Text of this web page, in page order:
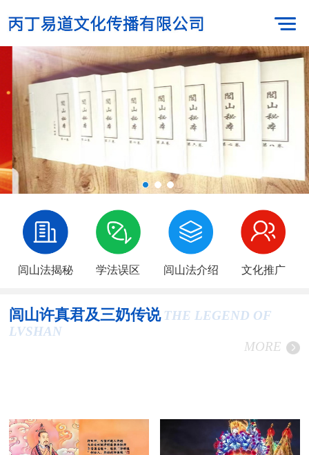
闾山法揭秘 学法误区 闾山法介绍 文化推广
闾山许真君及三奶传说 THE LEGEND OF
LVSHAN
MORE